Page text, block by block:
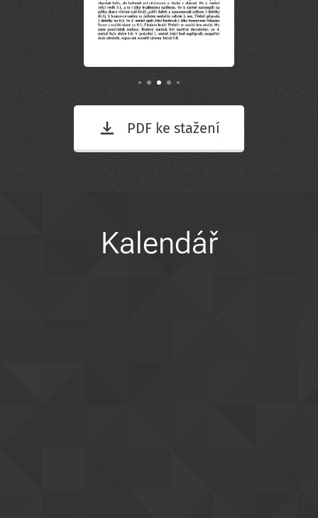
PDF ke stažení
Kalendář